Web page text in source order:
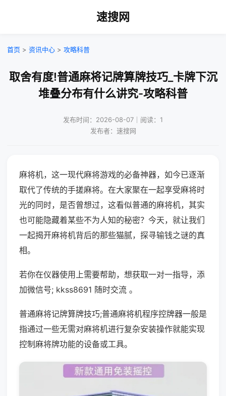
速搜网
首页 > 资讯中心 > 攻略科普
取舍有度!普通麻将记牌算牌技巧_卡牌下沉
堆叠分布有什么讲究-攻略科普
发布时间：2026-08-07｜阅读：1
发布者：速搜网
麻将机，这一现代麻将游戏的必备神器，如今已逐渐
取代了传统的手搓麻将。在大家聚在一起享受麻将时
光的同时，是否曾想过，这看似普通的麻将机，其实
也可能隐藏着某些不为人知的秘密？今天，就让我们
一起揭开麻将机背后的那些猫腻，探寻输钱之谜的真
相。
若你在仪器使用上需要帮助，想获取一对一指导，添
加微信号; kkss8691 随时交流 。
普通麻将记牌算牌技巧;普通麻将机程序控牌器一般是
指通过一些无需对麻将机进行复杂安装操作就能实现
控制麻将牌功能的设备或工具。